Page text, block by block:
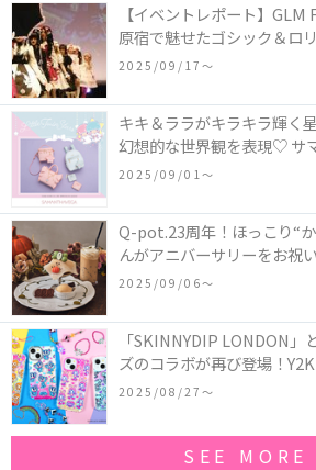
【イベントレポート】
原宿で魅せたゴシック＆ロ
2025/09/17〜
キキ＆ララがキラキラ輝く
幻想的な世界観を表現♡ サ
ツインスターズ』50周年ア
2025/09/01〜
Q-pot.23周年！ほっこり“
んがアニバーサリーをお祝
ーキアクセサリー」が新発
「かぼちゃのオバケーキプ
2025/09/06〜
「SKINNYDIP LONDON」
ズのコラボが再び登場！
作コレクションを発売♪
2025/08/27〜
SEE MORE